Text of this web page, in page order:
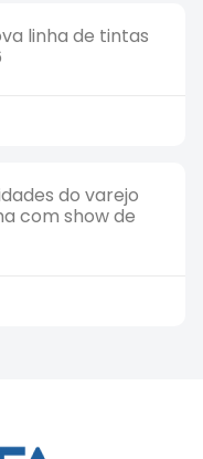
linha de tintas
do varejo
com show de